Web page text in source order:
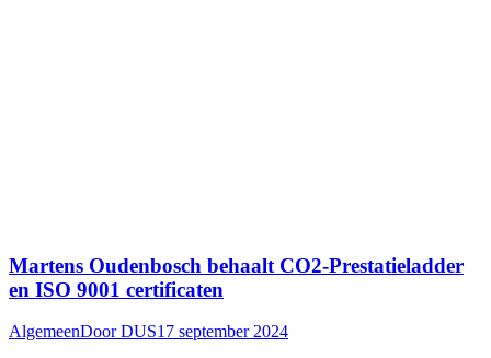
Martens Oudenbosch behaalt CO2-Prestatieladder
en ISO 9001 certificaten
AlgemeenDoorDUS17 september 2024